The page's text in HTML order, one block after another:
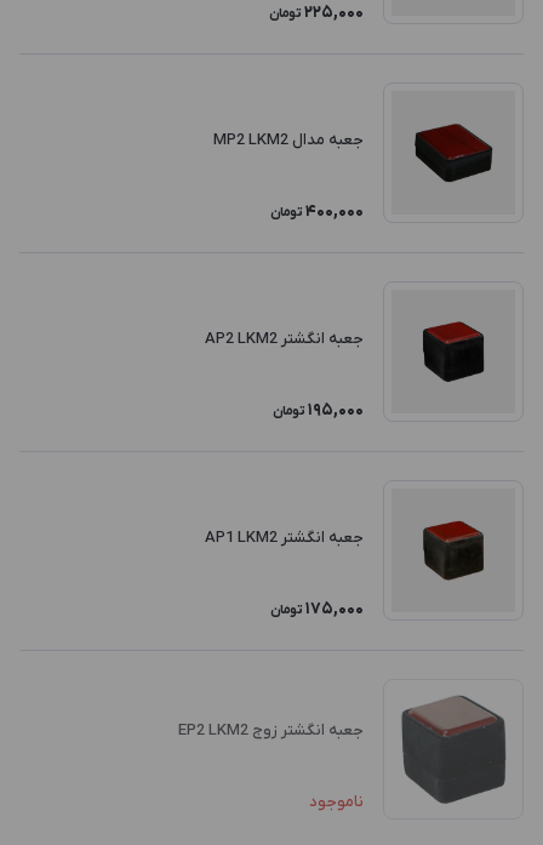
225,000 تومان
جعبه مدال MP2 LKM2
400,000 تومان
جعبه انگشتر AP2 LKM2
195,000 تومان
جعبه انگشتر AP1 LKM2
175,000 تومان
جعبه انگشتر زوج EP2 LKM2
ناموجود